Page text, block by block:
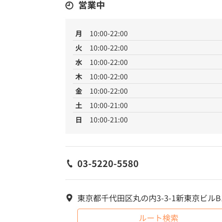
営業中
月
10:00-22:00
火
10:00-22:00
水
10:00-22:00
木
10:00-22:00
金
10:00-22:00
土
10:00-21:00
日
10:00-21:00
03-5220-5580
東京都千代田区丸の内3-3-1新東京ビル
ルート検索